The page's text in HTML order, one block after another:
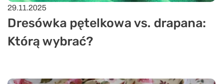
29.11.2025
Dresówka pętelkowa vs. drapana:
Którą wybrać?